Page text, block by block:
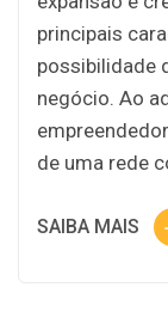
principais
possibilidade
negócio. Ao
de uma rede
SAIBA MAIS